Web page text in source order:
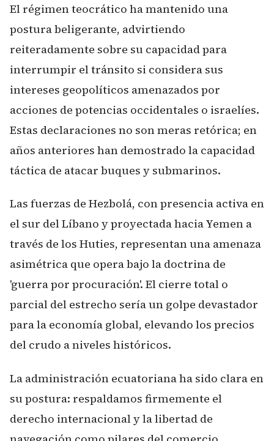
El régimen teocrático ha mantenido una
postura beligerante, advirtiendo
reiteradamente sobre su capacidad para
interrumpir el tránsito si considera sus
intereses geopolíticos amenazados por
acciones de potencias occidentales o israelíes.
Estas declaraciones no son meras retórica; en
años anteriores han demostrado la capacidad
táctica de atacar buques y submarinos.
Las fuerzas de Hezbolá, con presencia activa en
el sur del Líbano y proyectada hacia Yemen a
través de los Huties, representan una amenaza
asimétrica que opera bajo la doctrina de
'guerra por procuración'. El cierre total o
parcial del estrecho sería un golpe devastador
para la economía global, elevando los precios
del crudo a niveles históricos.
La administración ecuatoriana ha sido clara en
su postura: respaldamos firmemente el
derecho internacional y la libertad de